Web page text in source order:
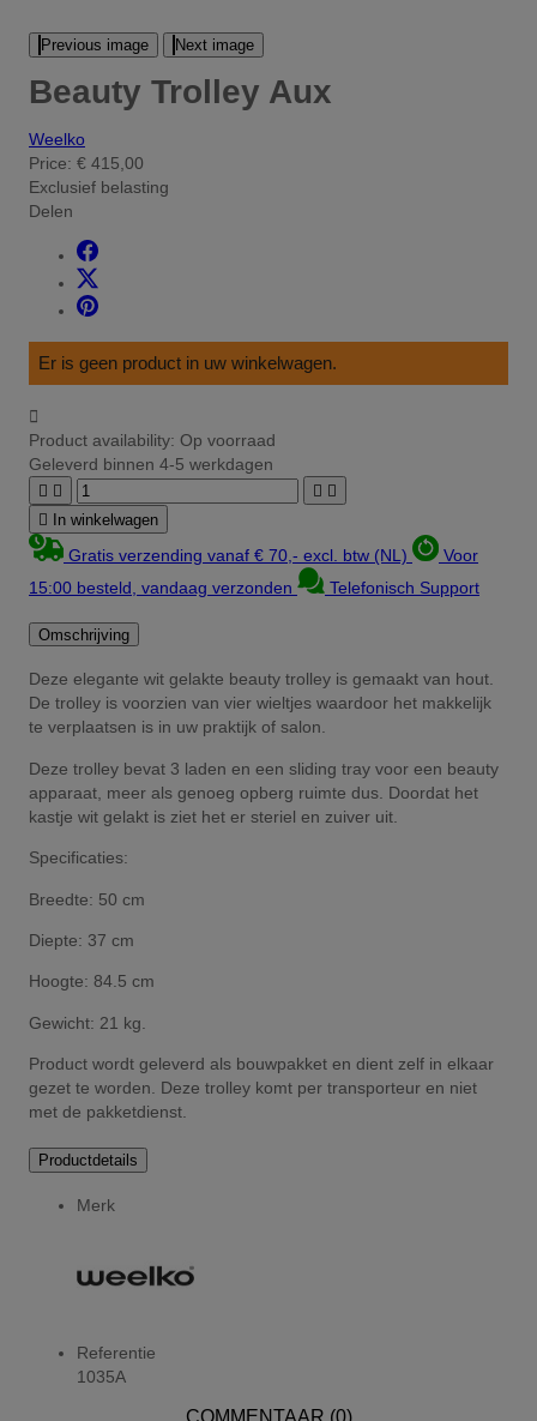
Previous image Next image
Beauty Trolley Aux
Weelko
Price: € 415,00
Exclusief belasting
Delen
Er is geen product in uw winkelwagen.

Product availability: Op voorraad
Geleverd binnen 4-5 werkdagen
   
 In winkelwagen
Gratis verzending vanaf € 70,- excl. btw (NL)
Voor
15:00 besteld, vandaag verzonden
Telefonisch Support
Omschrijving
Deze elegante wit gelakte beauty trolley is gemaakt van hout.
De trolley is voorzien van vier wieltjes waardoor het makkelijk
te verplaatsen is in uw praktijk of salon.
Deze trolley bevat 3 laden en een sliding tray voor een beauty
apparaat, meer als genoeg opberg ruimte dus. Doordat het
kastje wit gelakt is ziet het er steriel en zuiver uit.
Specificaties:
Breedte: 50 cm
Diepte: 37 cm
Hoogte: 84.5 cm
Gewicht: 21 kg.
Product wordt geleverd als bouwpakket en dient zelf in elkaar
gezet te worden. Deze trolley komt per transporteur en niet
met de pakketdienst.
Productdetails
Merk
Referentie
1035A
COMMENTAAR (0)